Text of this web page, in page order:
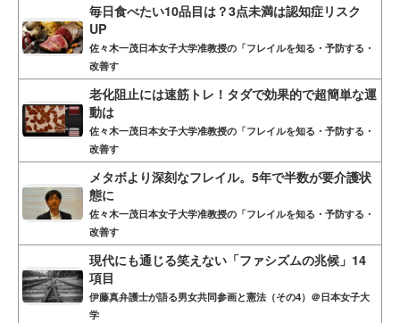
毎日食べたい10品目は？3点未満は認知症リスク
UP
佐々木一茂日本女子大学准教授の「フレイルを知る・予防する・
改善す
老化阻止には速筋トレ！タダで効果的で超簡単な運
動は
佐々木一茂日本女子大学准教授の「フレイルを知る・予防する・
改善す
メタボより深刻なフレイル。5年で半数が要介護状
態に
佐々木一茂日本女子大学准教授の「フレイルを知る・予防する・
改善す
現代にも通じる笑えない「ファシズムの兆候」14
項目
伊藤真弁護士が語る男女共同参画と憲法（その4）＠日本女子大
学